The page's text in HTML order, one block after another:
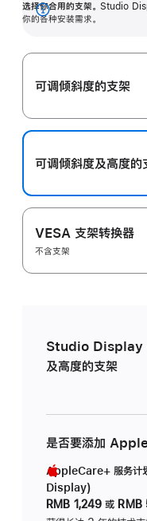
选择你合用的支架。 Studio
你的各种安装需求。
展
可调倾斜度的支架
可调倾斜度及高‍度的
VESA 支架转换器
不含支架
Studio Display -
及高度的支架
是否要添加
AppleCare+ 服务计
Display)
RMB 1,249 或 RMB